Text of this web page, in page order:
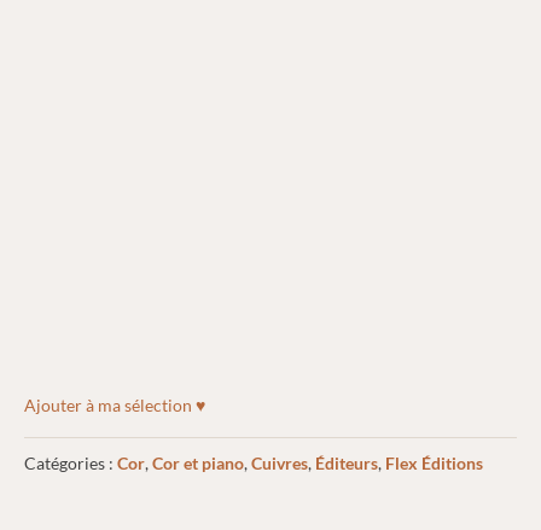
Ajouter à ma sélection ♥
Catégories : Cor,Cor et piano,Cuivres, Éditeurs, Flex Éditions